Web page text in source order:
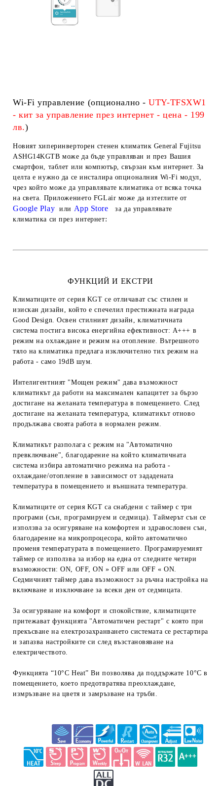
Wi-Fi управление (опционално -UTY-TFSXW1
- кит за управление през интернет - цена - 199
лв.)
Новият хиперинверторен стенен климатик General Fujitsu
ASHG14KGTB може да бъде управляван и през Вашия
смартфон, таблет или компютър, свързан към интернет. За
целта е нужно да се инсталира опционалния Wi-Fi модул,
чрез който може да управлявате климатика от всяка точка
на света. Приложението FGLair може да изтеглите от
Google Play или App Store
за да управлявате
климатика си през интернет:
ФУНКЦИЙ И ЕКСТРИ
Климатиците от серия KGT се отличават със стилен и
изискан дизайн, който е спечелил престижната награда
Good Design. Освен стилният дизайн, климатичната
система постига висока енергийна ефективност: A+++ в
режим на охлаждане и режим на отопление. Вътрешното
тяло на климатика предлага изключително тих режим на
работа - само 19dB шум.
Интелигентният "Мощен режим" дава възможност
климатикът да работи на максимален капацитет за бързо
достигане на желаната температура в помещението. След
достигане на желаната температура, климатикът отново
продължава своята работа в нормален режим.
Климатикът разполага с режим на "Автоматично
превключване", благодарение на който климатичната
система избира автоматично режима на работа -
охлаждане/отопление в зависимост от зададената
температура в помещението и външната температура.
Климатиците от серия KGT са снабдени с таймер с три
програми (сън, програмируем и седмица). Таймерът сън се
използва за осигуряване на комфортен и здравословен сън,
благодарение на микропроцесора, който автоматично
променя температурата в помещението. Програмируемият
таймер се използва за избор на една от следните четири
възможности: ON, OFF, ON » OFF или OFF « ON.
Седмичният таймер дава възможност за ръчна настройка на
включване и изключване за всеки ден от седмицата.
За осигуряване на комфорт и спокойствие, климатиците
притежават функцията "Автоматичен рестарт" с която при
прекъсване на електрозахранването системата се рестартира
и запазва настройките си след възстановяване на
електричеството.
Функцията “10°C Heat” Ви позволява да поддържате 10°C в
помещението, което предотвратява преохлаждане,
измръзване на цветя и замръзване на тръби.